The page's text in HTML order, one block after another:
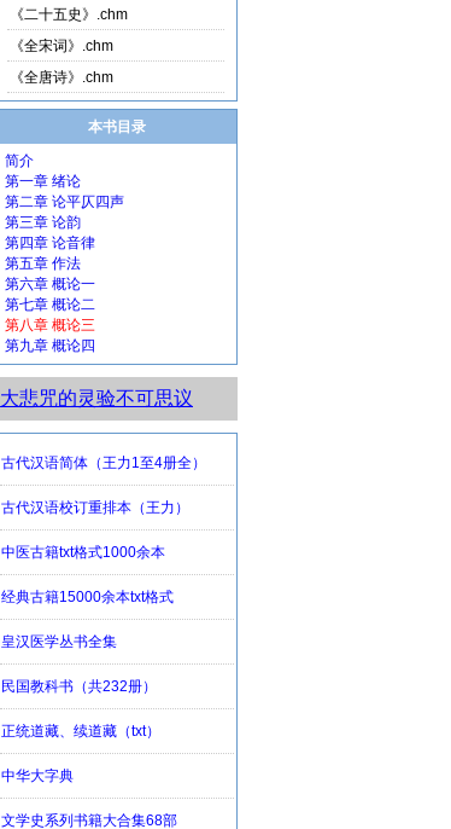
《二十五史》.chm
《全宋词》.chm
《全唐诗》.chm
本书目录
简介
第一章 绪论
第二章 论平仄四声
第三章 论韵
第四章 论音律
第五章 作法
第六章 概论一
第七章 概论二
第八章 概论三
第九章 概论四
大悲咒的灵验不可思议